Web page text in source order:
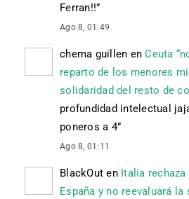
Ferran!!”
Ago 8, 01:49
chema guillen enCeuta
reparto de los menores
solidaridad del resto de
profundidad intelectual
poneros a 4”
Ago 8, 01:11
BlackOut en Italia
España y no reevaluará la